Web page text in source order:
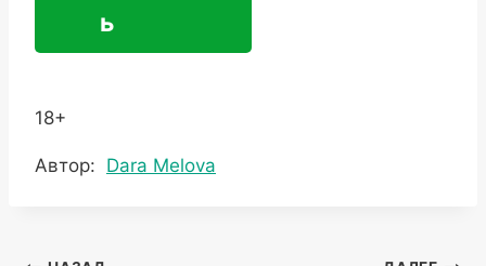
ь
18+
Метки
Автор: Dara Melova